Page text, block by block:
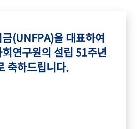
(UNFPA)을 대표하여
연구원의 설립 51주년
축하드립니다.